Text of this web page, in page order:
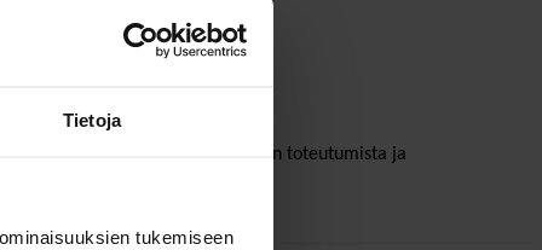
Tietoja
tukemiseen
yhdenvertaisten mahdollisuuksien toteutumista ja